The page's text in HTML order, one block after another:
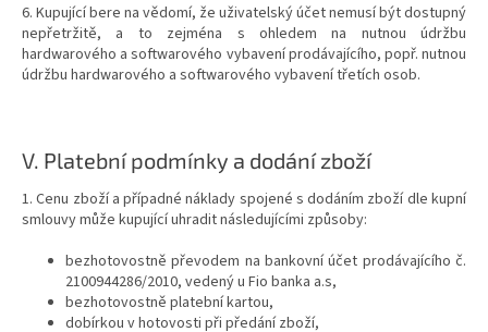
6. Kupující bere na vědomí, že uživatelský účet nemusí být dostupný
nepřetržitě, a to zejména s ohledem na nutnou údržbu
hardwarového a softwarového vybavení prodávajícího, popř. nutnou
údržbu hardwarového a softwarového vybavení třetích osob.
V. Platební podmínky a dodání zboží
1. Cenu zboží a případné náklady spojené s dodáním zboží dle kupní
smlouvy může kupující uhradit následujícími způsoby:
bezhotovostně převodem na bankovní účet prodávajícího č.
2100944286/2010, vedený u Fio banka a.s,
bezhotovostně platební kartou,
dobírkou v hotovosti při předání zboží,